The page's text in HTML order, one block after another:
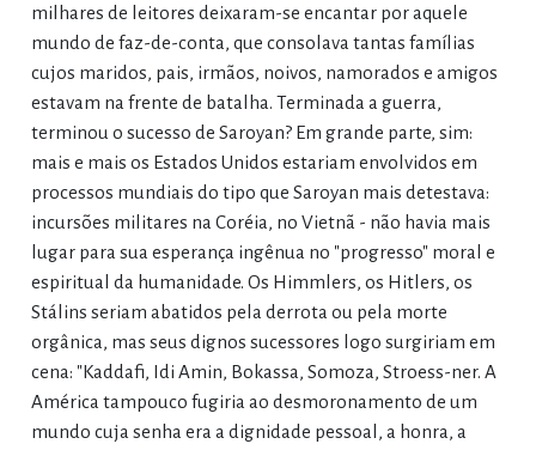
milhares de leitores deixaram-se encantar por aquele
mundo de faz-de-conta, que consolava tantas famílias
cujos maridos, pais, irmãos, noivos, namorados e amigos
estavam na frente de batalha. Terminada a guerra,
terminou o sucesso de Saroyan? Em grande parte, sim:
mais e mais os Estados Unidos estariam envolvidos em
processos mundiais do tipo que Saroyan mais detestava:
incursões militares na Coréia, no Vietnã - não havia mais
lugar para sua esperança ingênua no "progresso" moral e
espiritual da humanidade. Os Himmlers, os Hitlers, os
Stálins seriam abatidos pela derrota ou pela morte
orgânica, mas seus dignos sucessores logo surgiriam em
cena: "Kaddafi, Idi Amin, Bokassa, Somoza, Stroess-ner. A
América tampouco fugiria ao desmoronamento de um
mundo cuja senha era a dignidade pessoal, a honra, a